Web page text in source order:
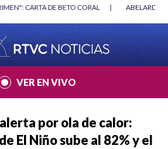
CARTA DE BETO CORAL | ABELARDO
VER EN VIVO
por ola de calor:
El Niño sube al 82% y el